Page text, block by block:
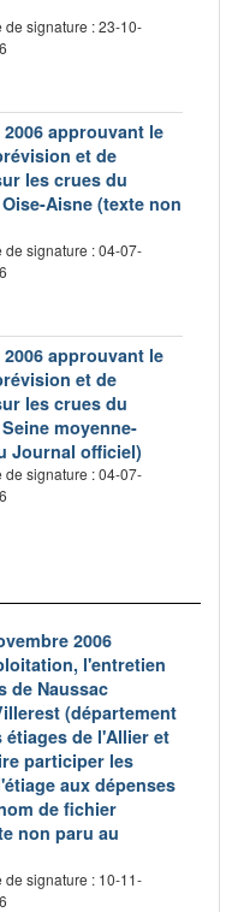
de signature : 23-10-
approuvant le
et de
les crues du
Aisne (texte non
de signature : 04-07-
approuvant le
et de
les crues du
moyenne-
Journal officiel)
de signature : 04-07-
2006
l'entretien
de Naussac
(département
de l'Allier et
participer les
aux dépenses
de fichier
non paru au
de signature : 10-11-